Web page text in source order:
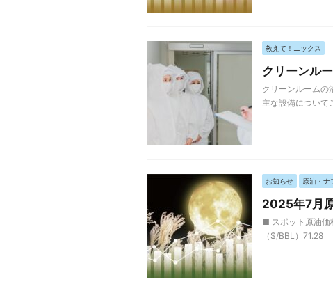
教えて！ニックス
クリーンル
クリーンルームの
主な設備について
お知らせ 原油・ナ
2025年7月
■ スポット原油
（$/BBL）71.28